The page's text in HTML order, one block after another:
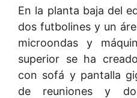
En la planta baja del
dos futbolines y un
microondas y
superior se ha
con sofá y pantalla
de reuniones y